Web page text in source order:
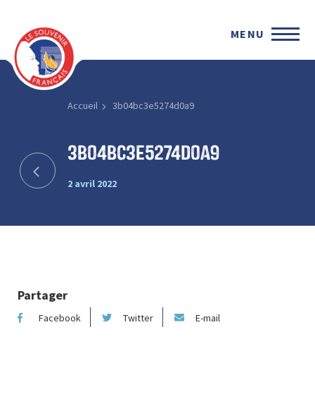
MENU
Accueil 3b04bc3e5274d0a9
3b04bc3e5274d0a9
2 avril 2022
Partager
Facebook Twitter E-mail